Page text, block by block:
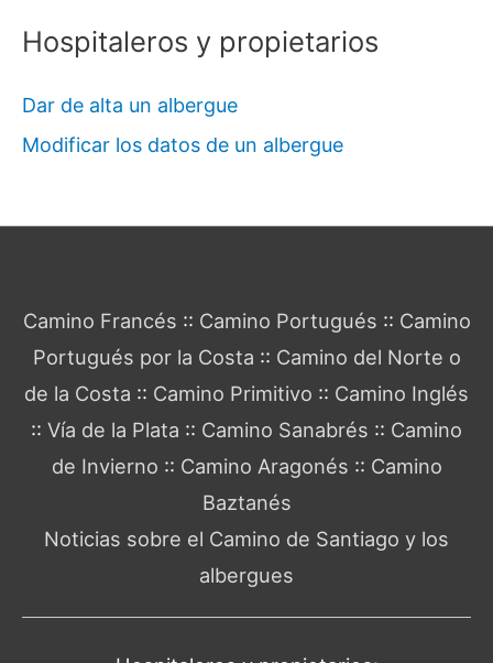
Hospitaleros y propietarios
Dar de alta un albergue
Modificar los datos de un albergue
Camino Francés :: Camino Portugués :: Camino
Portugués por la Costa :: Camino del Norte o
de la Costa :: Camino Primitivo :: Camino Inglés
:: Vía de la Plata :: Camino Sanabrés :: Camino
de Invierno :: Camino Aragonés :: Camino
Baztanés
Noticias sobre el Camino de Santiago y los
albergues